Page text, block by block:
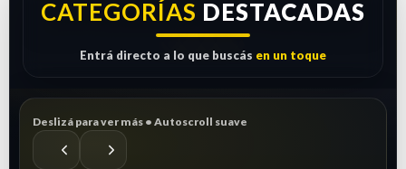
CATEGORÍAS DESTACADAS
Entrá directo a lo que buscás en un toque
Deslizá para ver más • Autoscroll suave